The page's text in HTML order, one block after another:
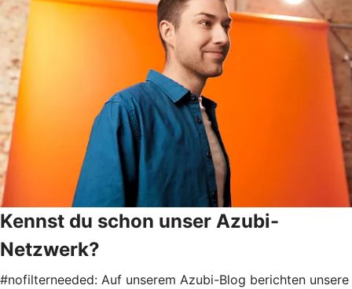
Kennst du schon unser Azubi-
Netzwerk?
#nofilterneeded: Auf unserem Azubi-Blog berichten unsere